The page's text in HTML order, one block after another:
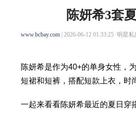
陈妍希3套
www.bcbay.com | 2026-06-12 01:33:25 明星私
陈妍希是作为40+的单身女性，
短裙和短裤，搭配短款上衣，时
一起来看看陈妍希最近的夏日穿